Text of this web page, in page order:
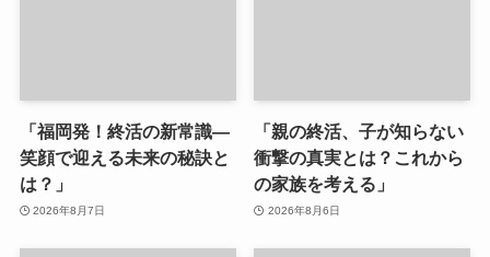
「福岡発！終活の新常識—
笑顔で迎える未来の秘訣と
は？」
2026年8月7日
「親の終活、子が知らない
衝撃の真実とは？これから
の家族を考える」
2026年8月6日